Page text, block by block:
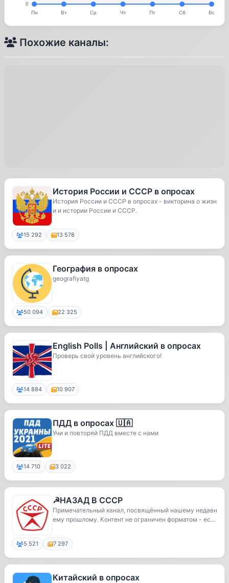
Похожие каналы:
История России и СССР в опросах
История России и СССР в опросах - викторина о жизн
и и истории России и СССР.
15 292 13 578
География в опросах
geografiyatg
50 094 22 325
English Polls | Английский в опросах
Проверь свой уровень английского!
14 884 10 907
ПДД в опросах 🇺🇦
Учи и повторяй ПДД вместе с нами
14 710 3 022
☭НАЗАД В СССР
Примечательный канал, посвящённый нашему недавн
ему прошлому. Контент не ограничен форматом - ест
5 521 7 297
Китайский в опросах